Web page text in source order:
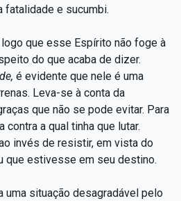
fatalidade e sucumbi.
logo que esse Espírito não foge à
do que acaba de dizer.
é evidente que nele é uma
Leva-se à conta da
que não se pode evitar. Para
contra a qual tinha que lutar.
invés de resistir, em vista do
que estivesse em seu destino.
uma situação desagradável pelo